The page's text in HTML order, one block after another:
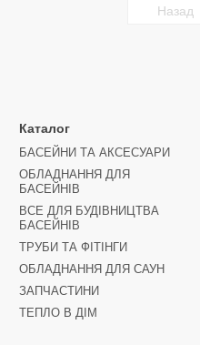
Назад
Каталог
БАСЕЙНИ ТА АКСЕСУАРИ
ОБЛАДНАННЯ ДЛЯ
БАСЕЙНІВ
ВСЕ ДЛЯ БУДІВНИЦТВА
БАСЕЙНІВ
ТРУБИ ТА ФІТІНГИ
ОБЛАДНАННЯ ДЛЯ САУН
ЗАПЧАСТИНИ
ТЕПЛО В ДІМ